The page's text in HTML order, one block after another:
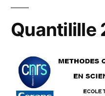
Quantilille